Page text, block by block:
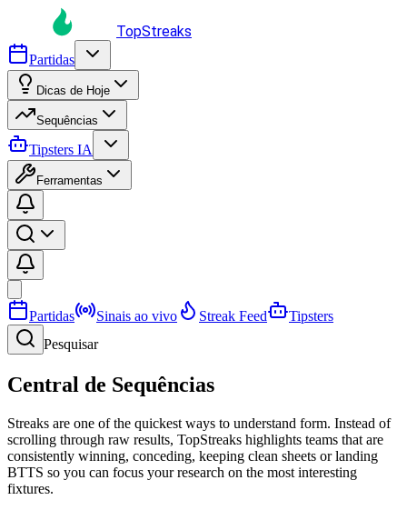
TopStreaks
Partidas
Dicas de Hoje
Sequências
Tipsters IA
Ferramentas
Partidas Sinais ao vivo Streak Feed
Tipsters
Pesquisar
Central de Sequências
Streaks are one of the quickest ways to understand form. Instead of
scrolling through raw results, TopStreaks highlights teams that are
consistently winning, conceding, keeping clean sheets or landing
BTTS so you can focus your research on the most interesting
fixtures.